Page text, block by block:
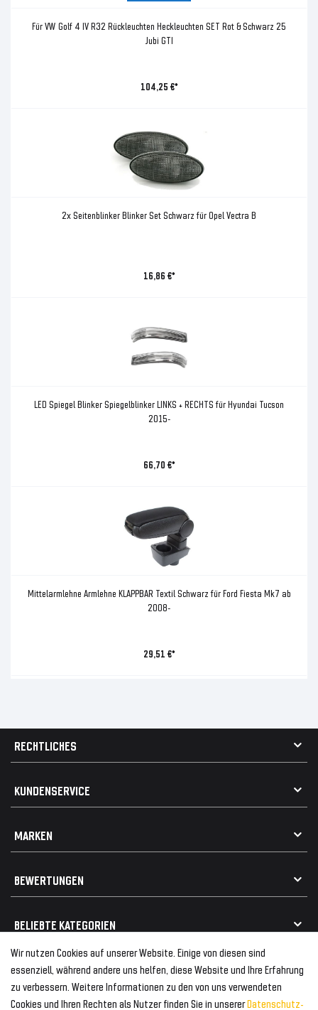
Für VW Golf 4 IV R32 Rückleuchten Heckleuchten SET Rot & Schwarz 25
Jubi GTI
104,25 €*
2x Seitenblinker Blinker Set Schwarz für Opel Vectra B
16,86 €*
LED Spiegel Blinker Spiegelblinker LINKS + RECHTS für Hyundai Tucson
2015-
66,70 €*
Mittelarmlehne Armlehne KLAPPBAR Textil Schwarz für Ford Fiesta Mk7 ab
2008-
29,51 €*
Wir nutzen Cookies auf unserer Website. Einige von diesen sind
essenziell, während andere uns helfen, diese Website und Ihre Erfahrung
zu verbessern. Weitere Informationen zu den von uns verwendeten
Cookies und Ihren Rechten als Nutzer finden Sie in unsererDaten­schutz­
RECHTLICHES
Widerrufsrecht
Vertrag widerrufen
Elektro- / Altteilentsorgung
KUNDENSERVICE
MARKEN
Geeignet für Mercedes
BEWERTUNGEN
BELIEBTE KATEGORIEN
Frontspoiler
Heckspoiler
Kabelbäume
FOLGEN SIE UNS AUF
Tuning Fanatics